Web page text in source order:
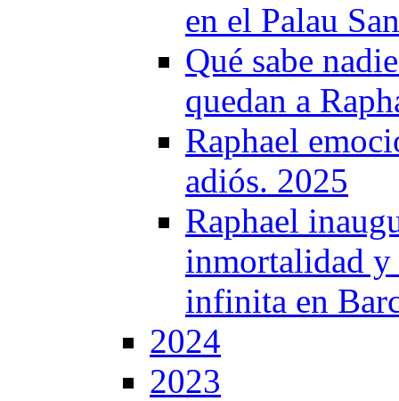
en el Palau
Qué sabe
quedan a
Raphael
adiós. 2025
Raphael
inmortalidad y
infinita en
2024
2023